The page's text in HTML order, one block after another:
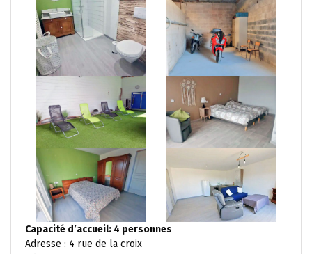
Capacité d’accueil: 4 personnes
Adresse : 4 rue de la croix